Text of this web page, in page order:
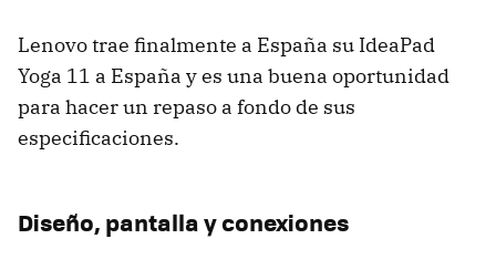
Lenovo trae finalmente a España su IdeaPad
Yoga 11 a España y es una buena oportunidad
para hacer un repaso a fondo de sus
especificaciones.
Diseño, pantalla y conexiones